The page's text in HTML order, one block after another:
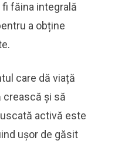
făina integrală
a obține
care dă viață
crească și să
activă este
ușor de găsit